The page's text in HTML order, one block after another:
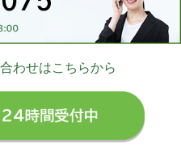
わせはこちらから